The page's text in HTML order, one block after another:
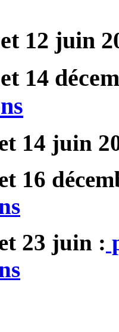
12 juin
14
14 juin
16
23 juin :